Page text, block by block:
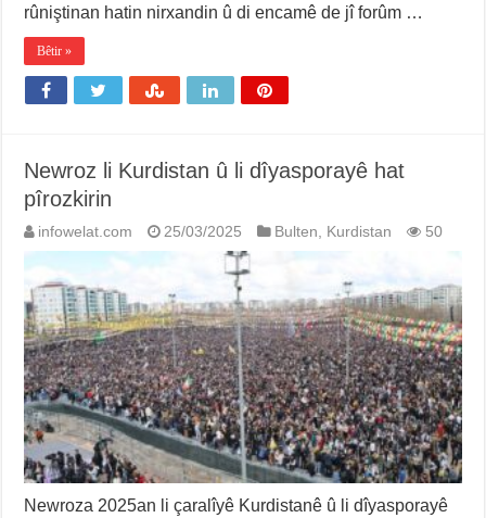
rûniştinan hatin nirxandin û di encamê de jî forûm …
Bêtir »
Newroz li Kurdistan û li dîyasporayê hat
pîrozkirin
infowelat.com 25/03/2025 Bulten Kurdistan 50
Newroza 2025an li çaralîyê Kurdistanê û li dîyasporayê